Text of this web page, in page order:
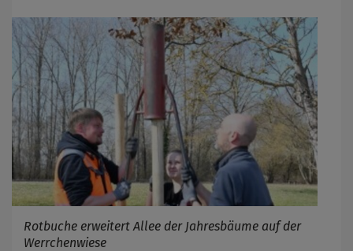
Rotbuche erweitert Allee der Jahresbäume auf der
Werrchenwiese